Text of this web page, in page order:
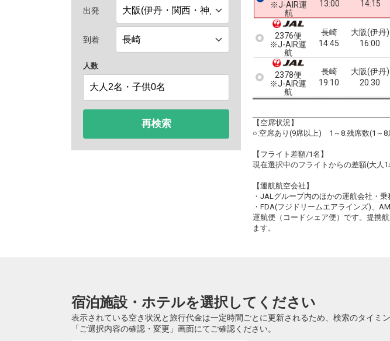
出発
到着
人数
再検索
※J-AIR運
航
13:00
14:15
2376便
※J-AIR運
航
長崎
14:45
大阪(伊丹)
16:00
2378便
※J-AIR運
航
長崎
19:10
大阪(伊丹)
20:30
【空席状況】
○:空席あり(9席以上) 1～8:残席数(1～
【フライト差額/1名】
現在選択中のフライトからの差額(大人1
【運航航空会社】
・JALグループ内のほかの運航会社・
・FDA(フジドリームエアラインズ)、
運航便（コードシェア便）です。提携
ます。
宿泊施設・ホテルを選択してください
表示されている空き状況と旅行代金は一定時間ごとに更新されるため、検索のタイ
「ご選択内容の確認・変更」画面にてご確認ください。